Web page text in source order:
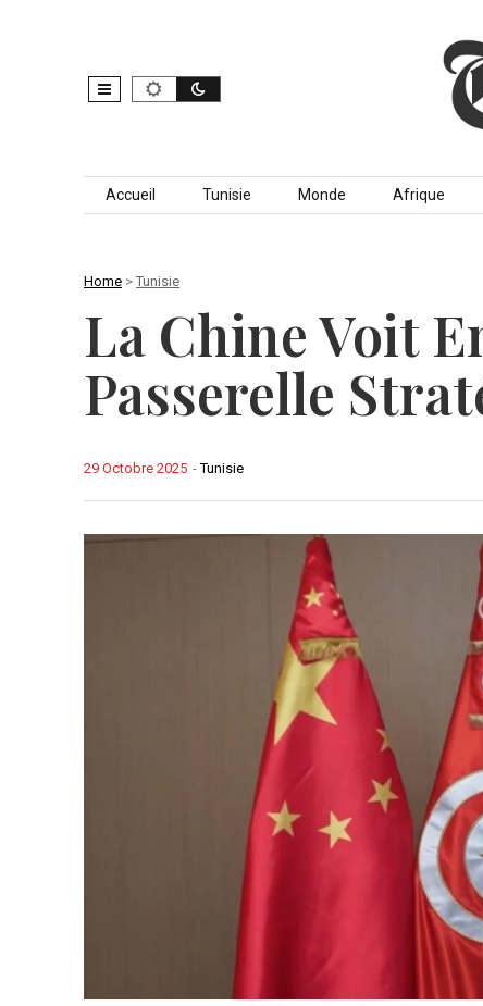
Skip to content
Accueil Tunisie Monde Afrique
Home > Tunisie
La Chine Voit
Passerelle
-Tunisie
29 Octobre 2025